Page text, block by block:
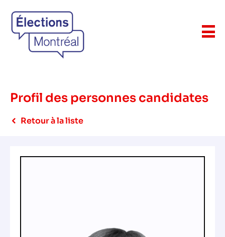
Profil des personnes candidates
Retour à la liste